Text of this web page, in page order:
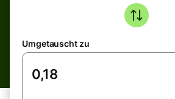
Umgetauscht zu